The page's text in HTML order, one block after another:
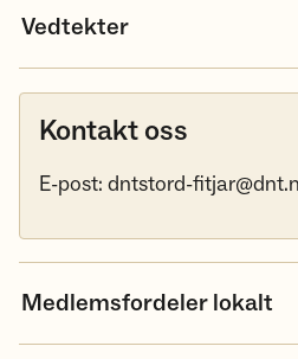
Vedtekter
Kontakt oss
E-post: dntstord-
Medlemsfordeler lokalt